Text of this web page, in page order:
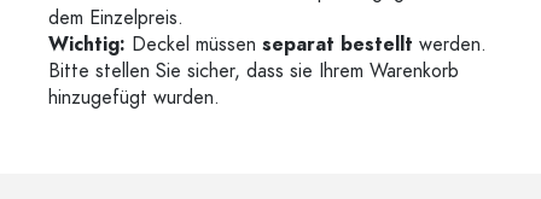
dem Einzelpreis.
Wichtig: Deckel müssen separat bestellt werden.
Bitte stellen Sie sicher, dass sie Ihrem Warenkorb
hinzugefügt wurden.